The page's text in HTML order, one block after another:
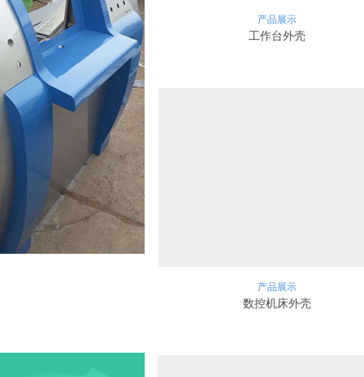
产品展示
工作台外壳
产品展示
数控机床外壳